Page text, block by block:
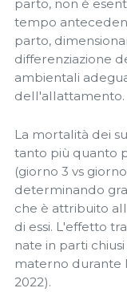
parto, non è
tempo
parto,
differenziazione
ambientali
dell'allattamento.
La mortalità dei
tanto più quanto
(giorno 3 vs
determinando
che è attribuito
di essi. L'effetto
nate in parti
materno durante
2022).